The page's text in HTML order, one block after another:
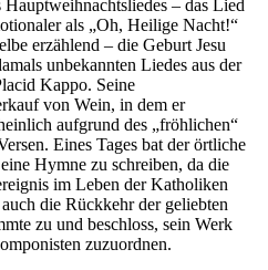
Hauptweihnachtsliedes – das Lied
als „Oh, Heilige Nacht!“
erzählend – die Geburt Jesu
unbekannten Liedes aus der
Kappo. Seine
von Wein, in dem er
aufgrund des „fröhlichen“
Eines Tages bat der örtliche
Hymne zu schreiben, da die
im Leben der Katholiken
die Rückkehr der geliebten
zu und beschloss, sein Werk
zuzuordnen.